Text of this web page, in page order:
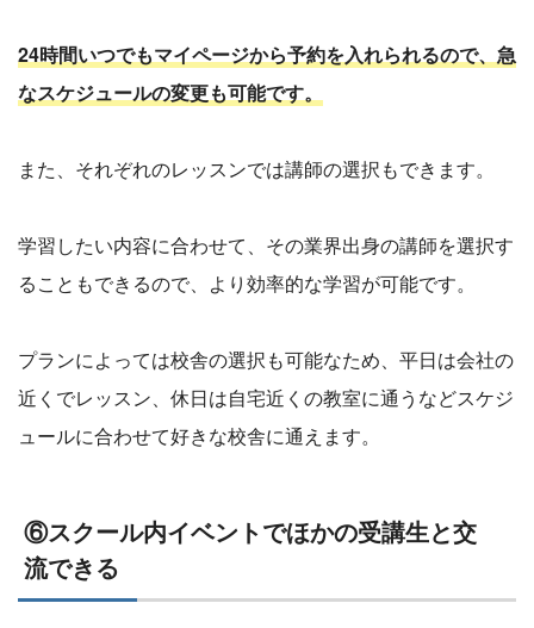
24時間いつでもマイページから予約を入れられるので、急
なスケジュールの変更も可能です。
また、それぞれのレッスンでは講師の選択もできます。
学習したい内容に合わせて、その業界出身の講師を選択す
ることもできるので、より効率的な学習が可能です。
プランによっては校舎の選択も可能なため、平日は会社の
近くでレッスン、休日は自宅近くの教室に通うなどスケジ
ュールに合わせて好きな校舎に通えます。
⑥スクール内イベントでほかの受講生と交
流できる